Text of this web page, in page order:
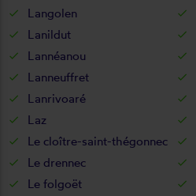
Langolen
Lanildut
Lannéanou
Lanneuffret
Lanrivoaré
Laz
Le cloître-saint-thégonnec
Le drennec
Le folgoët